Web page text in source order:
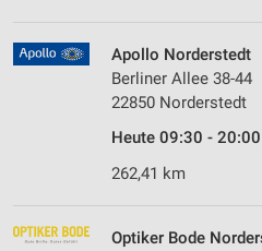
Apollo Norderstedt
Berliner Allee 38-44
22850 Norderstedt
Heute 09:30 - 20:00
262,41 km
Optiker Bode